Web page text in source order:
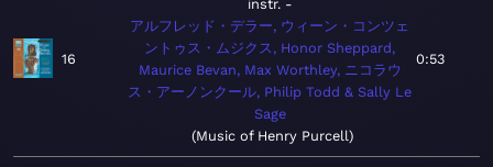
16
instr.
アルフレッド・デラー, ウィーン・コンツェ
ントゥス・ムジクス, Honor Sheppard,
Maurice Bevan, Max Worthley, ニコラウ
ス・アーノンクール, Philip Todd & Sally Le
Sage
Music of Henry Purcell
0:53